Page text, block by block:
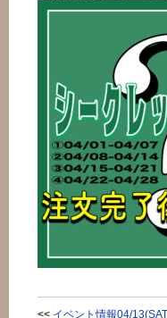
<< イベント情報04/